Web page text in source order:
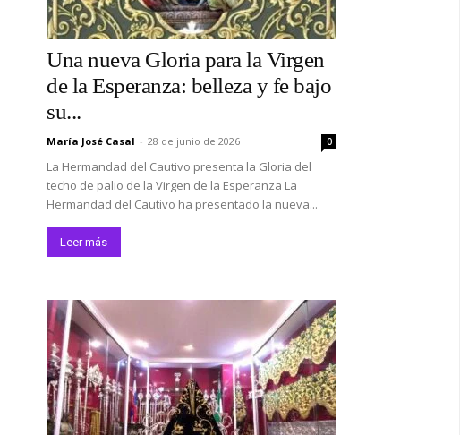
Una nueva Gloria para la Virgen
de la Esperanza: belleza y fe bajo
su...
María José Casal - 28 de junio de 2026 0
La Hermandad del Cautivo presenta la Gloria del
techo de palio de la Virgen de la Esperanza La
Hermandad del Cautivo ha presentado la nueva...
Leer más